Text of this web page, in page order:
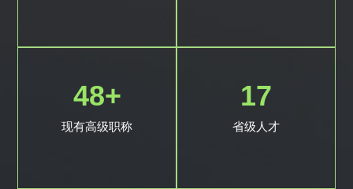
49+
现有高级职称
18
省级人才